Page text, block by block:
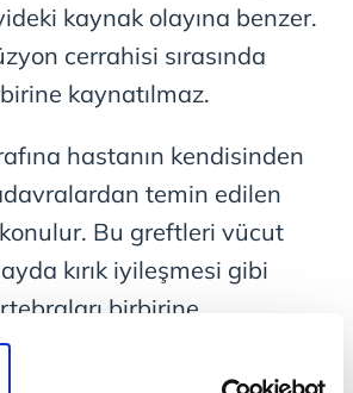
kaynak olayına benzer.
cerrahisi sırasında
kaynatılmaz.
hastanın kendisinden
temin edilen
Bu greftleri vücut
kırık iyileşmesi gibi
birbirine